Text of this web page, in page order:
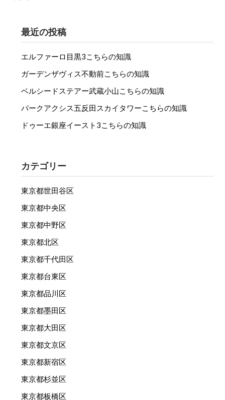
最近の投稿
エルファーロ目黒3こちらの知識
ガーデンザヴィス不動前こちらの知識
ベルシードステアー武蔵小山こちらの知識
パークアクシス五反田スカイタワーこちらの知識
ドゥーエ銀座イースト3こちらの知識
カテゴリー
東京都世田谷区
東京都中央区
東京都中野区
東京都北区
東京都千代田区
東京都台東区
東京都品川区
東京都墨田区
東京都大田区
東京都文京区
東京都新宿区
東京都杉並区
東京都板橋区